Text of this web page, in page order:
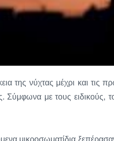
της νύχτας μέχρι και τις
Σύμφωνα με τους ειδικούς,
μικροσωματίδια